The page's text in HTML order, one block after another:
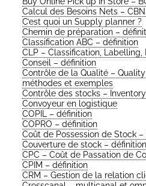
Cal­cul des Besoins Nets –
C’est quoi un Sup­ply planner ?
Che­min de pré­pa­ra­tion –
Clas­si­fi­ca­tion ABC – définition
CLP – Clas­si­fi­ca­tion,
Conseil – définition
Contrôle de la Qua­li­té –
méthodes et exemples
Contrôle des stocks –
Convoyeur en logistique
COPIL – définition
COPRO – définition
Coût de Pos­ses­sion de Stock –
Cou­ver­ture de stock – définition
CPC – Coût de Pas­sa­tion de
CPIM – définition
CRM – Ges­tion de la rela­tion